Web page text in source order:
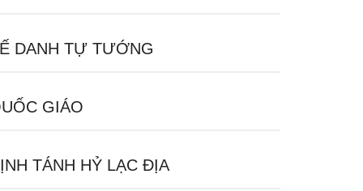
DANH TỰ TƯỚNG
GIÁO
TÁNH HỶ LẠC ĐỊA